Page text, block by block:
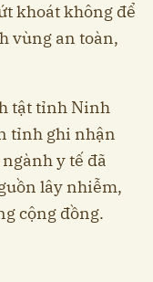
khoát không để
vùng an toàn,
tật tỉnh Ninh
tỉnh ghi nhận
y tế đã
lây nhiễm,
cộng đồng.